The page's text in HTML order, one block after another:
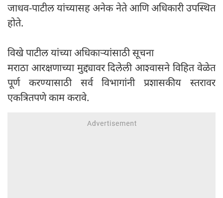
जाधव-पाटील यांच्यासह अनेक नेते आणि अधिकारी उपस्थित
होते.
विखे पाटील यांच्या अधिकाऱ्यांसाठी सूचना
मराठा आरक्षणाच्या मुद्द्यावर दिलेली आश्वासने विहित वेळेत
पूर्ण करण्यासाठी सर्व विभागांनी प्रशासकीय स्तरावर
एकत्रितपणे काम करावे.